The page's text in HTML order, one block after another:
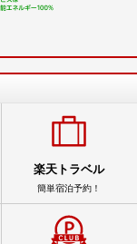
楽天トラベル
簡単宿泊予約！